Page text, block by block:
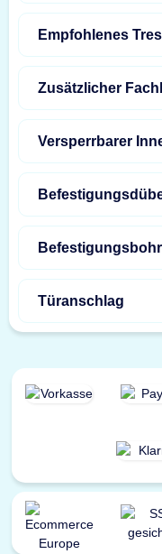
Empfohlenes
Zusätzlicher
Versperrbarer
Türanschlag